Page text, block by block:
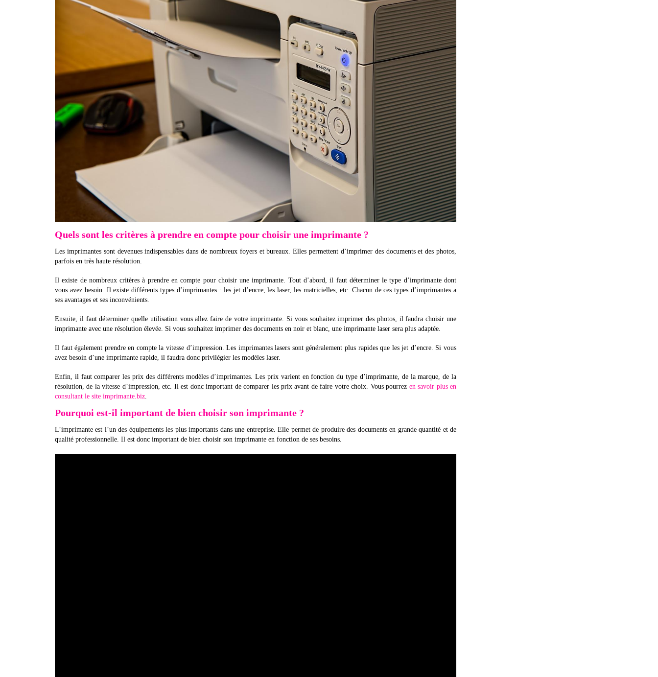
Quels sont les critères à prendre en compte pour choisir une imprimante ?
Les imprimantes sont devenues indispensables dans de nombreux foyers et bureaux. Elles permettent d’imprimer des documents et des photos,
parfois en très haute résolution.
Il existe de nombreux critères à prendre en compte pour choisir une imprimante. Tout d’abord, il faut déterminer le type d’imprimante dont
vous avez besoin. Il existe différents types d’imprimantes : les jet d’encre, les laser, les matricielles, etc. Chacun de ces types d’imprimantes a
ses avantages et ses inconvénients.
Ensuite, il faut déterminer quelle utilisation vous allez faire de votre imprimante. Si vous souhaitez imprimer des photos, il faudra choisir une
imprimante avec une résolution élevée. Si vous souhaitez imprimer des documents en noir et blanc, une imprimante laser sera plus adaptée.
Il faut également prendre en compte la vitesse d’impression. Les imprimantes lasers sont généralement plus rapides que les jet d’encre. Si vous
avez besoin d’une imprimante rapide, il faudra donc privilégier les modèles laser.
Enfin, il faut comparer les prix des différents modèles d’imprimantes. Les prix varient en fonction du type d’imprimante, de la marque, de la
résolution, de la vitesse d’impression, etc. Il est donc important de comparer les prix avant de faire votre choix. Vous pourrez en savoir plus en
consultant le site imprimante.biz.
Pourquoi est-il important de bien choisir son imprimante ?
L’imprimante est l’un des équipements les plus importants dans une entreprise. Elle permet de produire des documents en grande quantité et de
qualité professionnelle. Il est donc important de bien choisir son imprimante en fonction de ses besoins.